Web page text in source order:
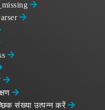
संख्या उत्पन्न करें